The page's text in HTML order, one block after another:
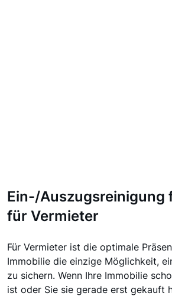
Ein-/Auszugsreinigung
für Vermieter
Für Vermieter ist die optimale
Immobilie die einzige Möglichkeit,
zu sichern. Wenn Ihre Immobilie
ist oder Sie sie gerade erst gekauft